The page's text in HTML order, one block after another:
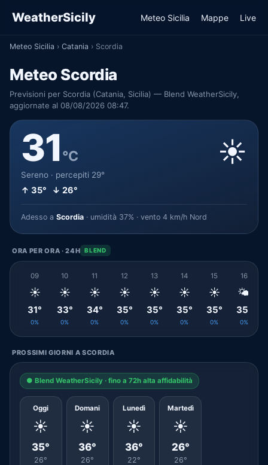
WeatherSicily Meteo Sicilia Mappe Live
Meteo Sicilia › Catania › Scordia
Meteo Scordia
Previsioni per Scordia (Catania, Sicilia) — Blend WeatherSicily,
aggiornate al 08/08/2026 08:47.
31°C
Sereno · percepiti 29°
↑ 35° ↓ 26°
☀️
Adesso a Scordia · umidità 37% · vento 4 km/h Nord
ORA PER ORA · 24H BLEND
09
☀️
31°
0%
10
☀️
33°
0%
11
☀️
34°
0%
12
☀️
35°
0%
13
☀️
35°
0%
14
☀️
35°
0%
15
☀️
35°
0%
16
🌤️
35°
0%
PROSSIMI GIORNI A SCORDIA
● Blend WeatherSicily · fino a 72h alta affidabilità
Oggi
☀️
35°
26°
Domani
☀️
36°
26°
Lunedì
☀️
36°
22°
Martedì
☀️
26°
26°